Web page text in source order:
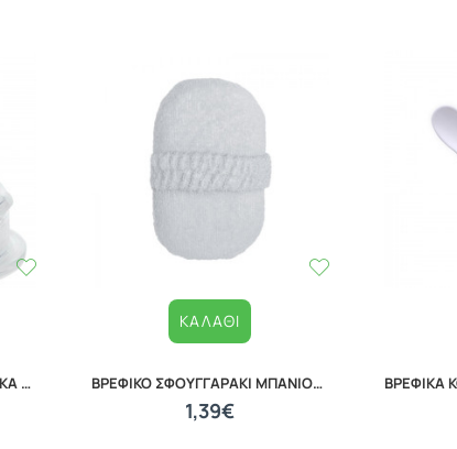
ΘΗΛΗ ΚΑΤΑ ΤΩΝ ΚΟΛΙΚΩΝ KIKKA BOO M ANTI COLIC NIPPLE FOR GLASS BOTTLE 31302010027 ΒΡΕΦΙΚΟ ΣΦΟΥΓΓΑΡΑΚΙ ΜΠΑΝΙΟΥ WHITE 20040210001
1,39€
ΚΑΛΆΘΙ